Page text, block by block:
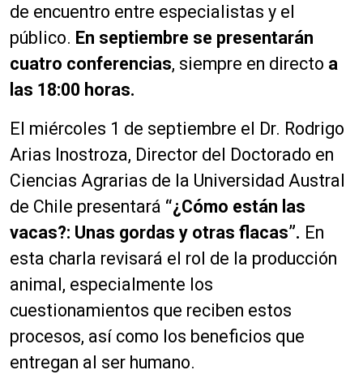
de encuentro entre especialistas y el
público. En septiembre se presentarán
cuatro conferencias, siempre en directo a
las 18:00 horas.
El miércoles 1 de septiembre el Dr. Rodrigo
Arias Inostroza, Director del Doctorado en
Ciencias Agrarias de la Universidad Austral
de Chile presentará “¿Cómo están las
vacas?: Unas gordas y otras flacas”. En
esta charla revisará el rol de la producción
animal, especialmente los
cuestionamientos que reciben estos
procesos, así como los beneficios que
entregan al ser humano.